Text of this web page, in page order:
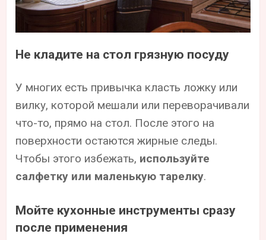
Не кладите на стол грязную посуду
У многих есть привычка класть ложку или
вилку, которой мешали или переворачивали
что-то, прямо на стол. После этого на
поверхности остаются жирные следы.
Чтобы этого избежать, используйте
салфетку или маленькую тарелку.
Мойте кухонные инструменты сразу
после применения